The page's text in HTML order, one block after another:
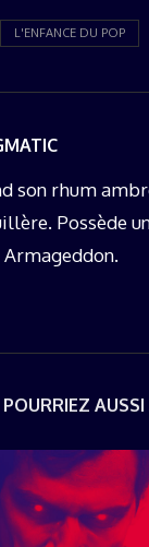
L'ENFANCE DU POP
son rhum
Possède
AUSSI